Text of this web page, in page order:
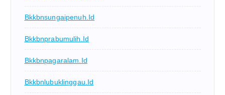
Bkkbnsungaipenuh.id
Bkkbnprabumulih.id
Bkkbnpagaralam.id
Bkkbnlubuklinggau.id